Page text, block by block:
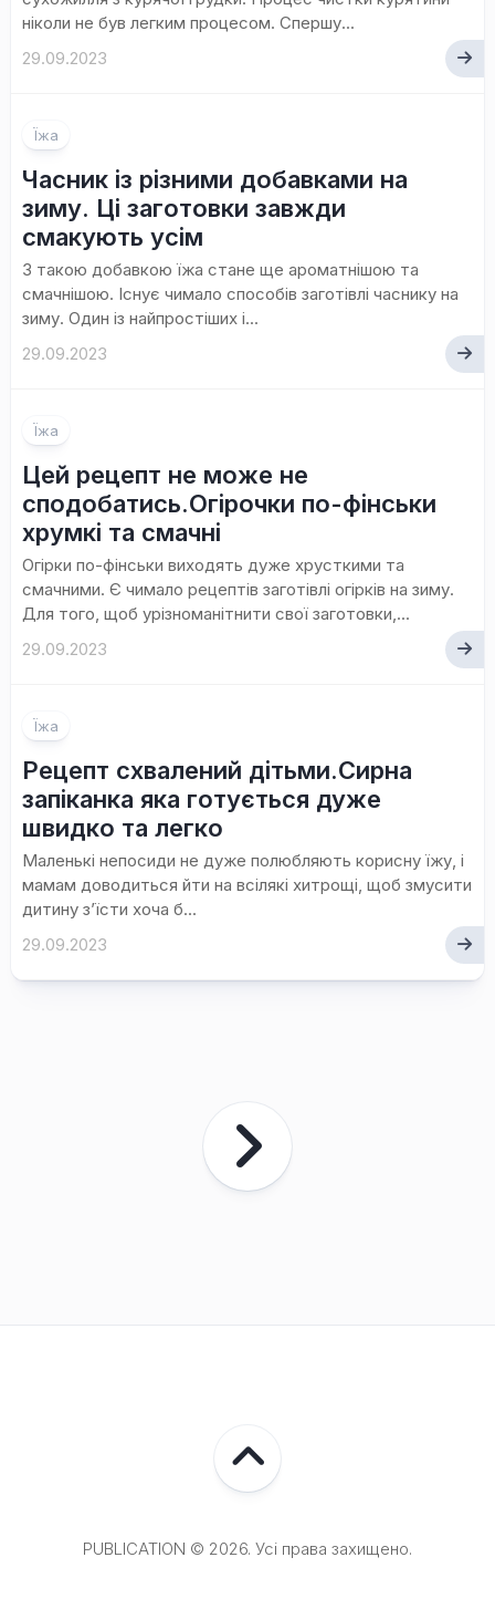
ніколи не був легким процесом. Спершу...
29.09.2023
Їжа
Часник із різними добавками на
зиму. Ці заготовки завжди
смакують усім
З такою добавкою їжа стане ще ароматнішою та
смачнішою. Існує чимало способів заготівлі часнику на
зиму. Один із найпростіших і...
29.09.2023
Їжа
Цей рецепт не може не
сподобатись.Огірочки по-фінськи
хрумкі та смачні
Огірки по-фінськи виходять дуже хрусткими та
смачними. Є чимало рецептів заготівлі огірків на зиму.
Для того, щоб урізноманітнити свої заготовки,...
29.09.2023
Їжа
Рецепт схвалений дітьми.Сирна
запіканка яка готується дуже
швидко та легко
Маленькі непосиди не дуже полюбляють корисну їжу, і
мамам доводиться йти на всілякі хитрощі, щоб змусити
дитину з’їсти хоча б...
29.09.2023
PUBLICATION © 2026. Усі права захищено.